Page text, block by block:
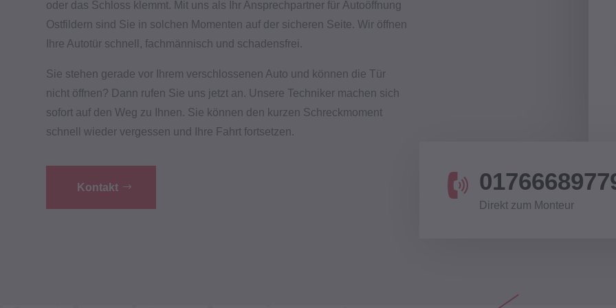
oder das Schloss klemmt. Mit uns als Ihr Ansprechpartner für Autoöffnung
Ostfildern sind Sie in solchen Momenten auf der sicheren Seite. Wir öffnen
Ihre Autotür schnell, fachmännisch und schadensfrei.
Sie stehen gerade vor Ihrem verschlossenen Auto und können die Tür
nicht öffnen? Dann rufen Sie uns jetzt an. Unsere Techniker machen sich
sofort auf den Weg zu Ihnen. Sie können den kurzen Schreckmoment
schnell wieder vergessen und Ihre Fahrt fortsetzen.
Kontakt
Direkt zum Monteur